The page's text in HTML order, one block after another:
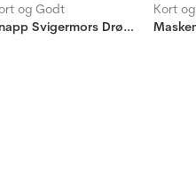
og Godt
Knapp Svigermors Drøm 18mm
Kort